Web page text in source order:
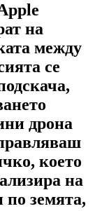
на
между
се
дрона
което
на
по земята,